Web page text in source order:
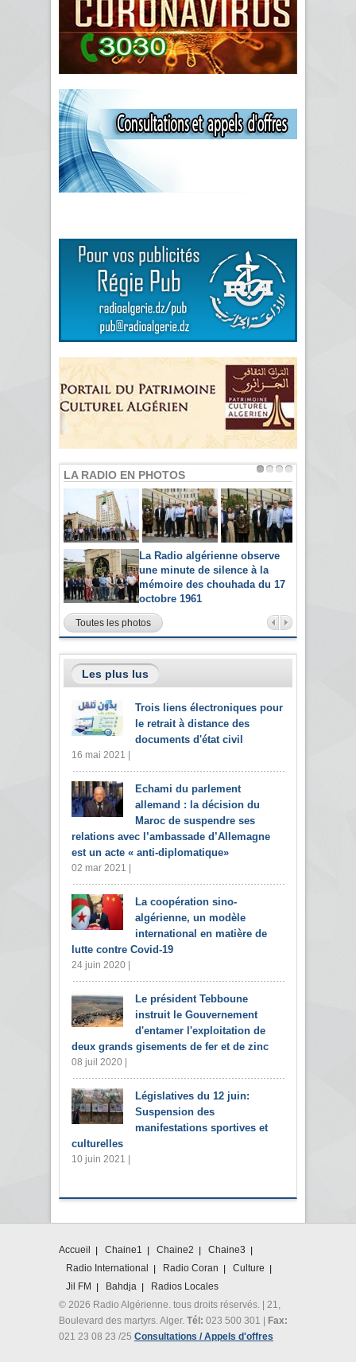
LA RADIO EN PHOTOS
La Radio algérienne observe
une minute de silence à la
mémoire des chouhada du 17
octobre 1961
Toutes les photos
Les plus lus
Trois liens électroniques pour
le retrait à distance des
documents d'état civil
16 mai 2021 |
Echami du parlement
allemand : la décision du
Maroc de suspendre ses
relations avec l’ambassade d’Allemagne
est un acte « anti-diplomatique»
02 mar 2021 |
La coopération sino-
algérienne, un modèle
international en matière de
lutte contre Covid-19
24 juin 2020 |
Le président Tebboune
instruit le Gouvernement
d'entamer l'exploitation de
deux grands gisements de fer et de zinc
08 juil 2020 |
Législatives du 12 juin:
Suspension des
manifestations sportives et
culturelles
10 juin 2021 |
Accueil Chaine1 Chaine2
Chaine3
Radio International
Radio Coran
Culture
Jil FM
Bahdja
Radios Locales
© 2026 Radio Algérienne. tous droits réservés. | 21,
Boulevard des martyrs. Alger. Tél: 023 500 301 | Fax:
021 23 08 23 /25 Consultations / Appels d'offres